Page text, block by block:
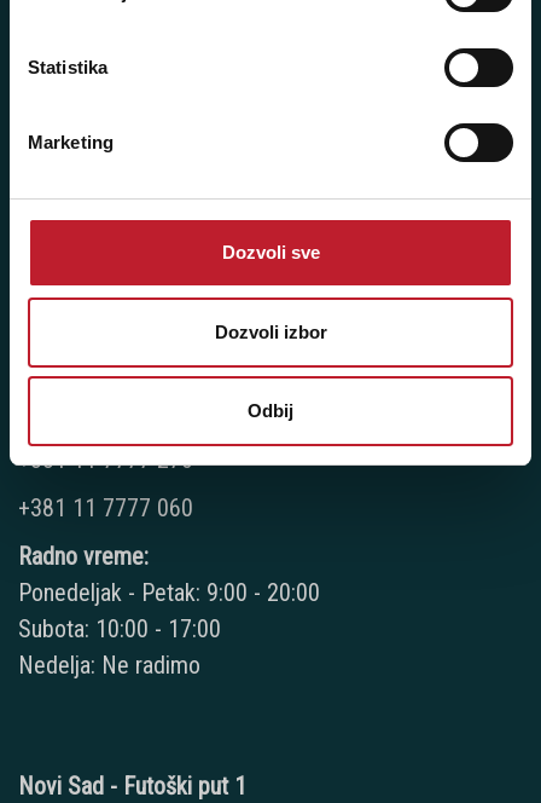
Statistika
Marketing
Dozvoli sve
Dozvoli izbor
Odbij
Subota: 10:00 - 17:00
Nedelja: Ne radimo
Telefoni:
+381 11 7777 270
+381 11 7777 060
Radno vreme:
Ponedeljak - Petak: 9:00 - 20:00
Subota: 10:00 - 17:00
Nedelja: Ne radimo
Novi Sad - Futoški put 1